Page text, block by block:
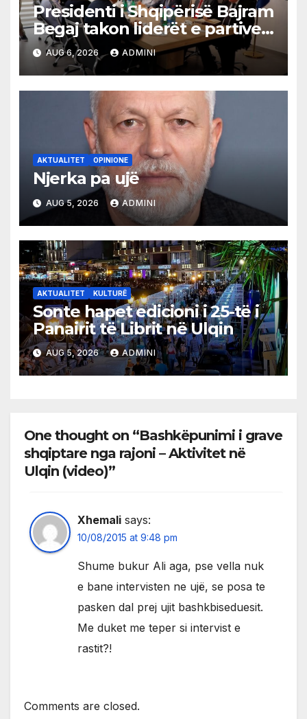
Presidenti i Shqipërisë Bajram
Begaj takon liderët e partive
shqiptare në Ulqin
AUG 6, 2026 ADMINI
AKTUALITET OPINIONE
Njerka pa ujë
AUG 5, 2026 ADMINI
AKTUALITET KULTURË
Sonte hapet edicioni i 25-të i
Panairit të Librit në Ulqin
AUG 5, 2026 ADMINI
One thought on “Bashkëpunimi i grave
shqiptare nga rajoni – Aktivitet në
Ulqin (video)”
Xhemali says:
10/08/2015 at 9:48 pm
Shume bukur Ali aga, pse vella nuk
e bane intervisten ne ujë, se posa te
pasken dal prej ujit bashkbiseduesit.
Me duket me teper si intervist e
rastit?!
Comments are closed.